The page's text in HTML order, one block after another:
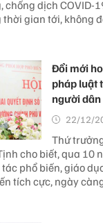
chống dịch COVID-
gian tới, không
Đổi mới
pháp luật
người
22/12/
Thứ
cho biết, qua 10
phổ biến, giáo
tích cực, ngày